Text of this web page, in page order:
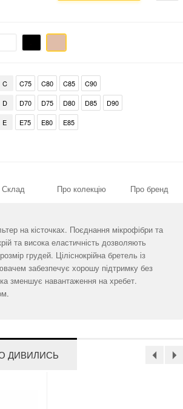
C C75 C80 C85
C90
D
D70 D75 D80 D85
D90
E
E75 E80 E85
Склад Про колекцію Про бренд
на кісточках. Поєднання мікрофібри та
та висока еластичність дозволяють
грудей. Ціліснокрійна бретель із
забезпечує хорошу підтримку без
зменшує навантаження на хребет.
ДИВИЛИСЬ